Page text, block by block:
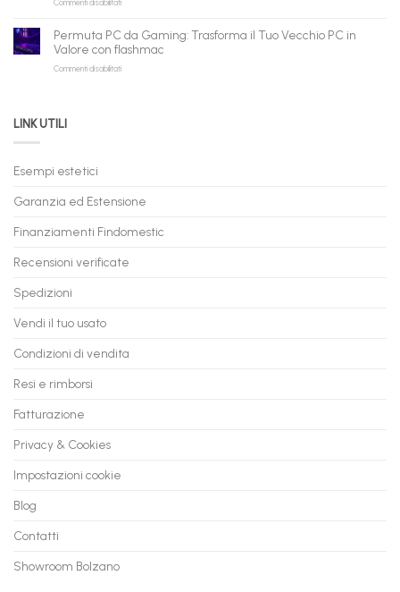
qui
rivenditori
Consegna
Nuovi
Ricondizionati,
Spedizione
Commenti disabilitati
Gaming
a
Rate
Online:
anche
a
Permuta PC da Gaming: Trasforma il Tuo Vecchio PC in
Valore con flashmac
Commenti disabilitatisu
in
con
LINK UTILI
Esempi estetici
Garanzia ed Estensione
Finanziamenti Findomestic
Recensioni verificate
Spedizioni
Vendi il tuo usato
Condizioni di vendita
Resi e rimborsi
Fatturazione
Privacy & Cookies
Impostazioni cookie
Blog
Contatti
Showroom Bolzano